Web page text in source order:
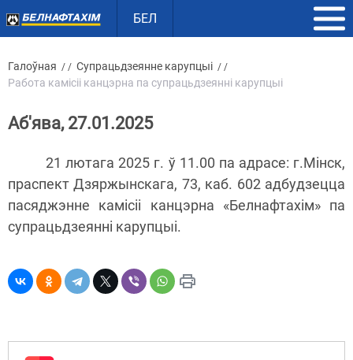
БЕЛ
Галоўная / / Супрацьдзеянне карупцыі / /
Работа камісіі канцэрна па супрацьдзеянні карупцыі
Аб'ява, 27.01.2025
21 лютага 2025 г. ў 11.00 па адрасе: г.Мінск,
праспект Дзяржынскага, 73, каб. 602 адбудзецца
пасяджэнне камісіі канцэрна «Белнафтахім» па
супрацьдзеянні карупцыі.